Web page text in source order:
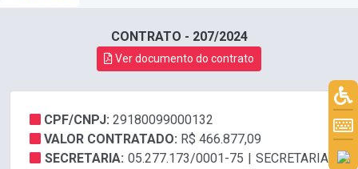
CONTRATO - 207/2024
Ver documento do contrato
CPF/CNPJ: 29180099000132
VALOR CONTRATADO: R$ 466.877,09
SECRETARIA: 05.277.173/0001-75 | SECRETARIA